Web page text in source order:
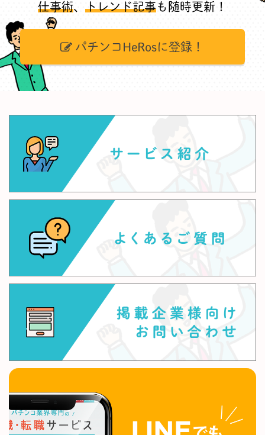
仕事術、 トレンド記事も随時更新！
パチンコHeRosに登録！